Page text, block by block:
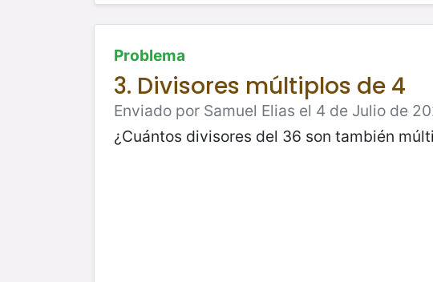
Problema
3. Divisores múltiplos de 4
Enviado por Samuel Elias el 4 de Julio de
¿Cuántos divisores del 36 son también